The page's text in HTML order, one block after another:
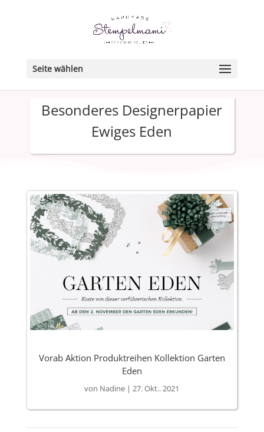
Seite wählen
Besonderes Designerpapier
Ewiges Eden
Vorab Aktion Produktreihen Kollektion Garten
Eden
von Nadine |27. Okt.. 2021